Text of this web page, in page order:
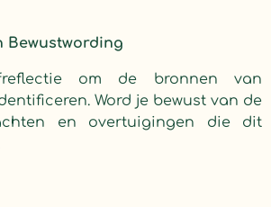
Bewustwording
om de bronnen van
Word je bewust van de
en overtuigingen die dit